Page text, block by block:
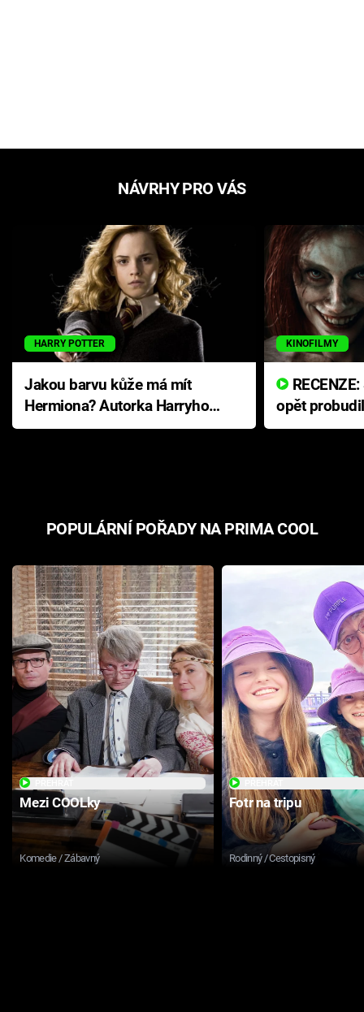
NÁVRHY PRO VÁS
HARRY POTTER
Jakou barvu kůže má mít
Hermiona? Autorka Harryho
Pottera přišla s ráznou
KINOFILMY
opět
přichází s
POPULÁRNÍ POŘADY NA PRIMA COOL
Mezi COOLky
Komedie / Zábavný
Fotr na tripu
Rodinný / Cestopisný